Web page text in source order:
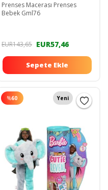
Prenses Macerası Prenses
Bebek Gml76
EUR143,65 EUR57,46
Sepete Ekle
%60 Yeni